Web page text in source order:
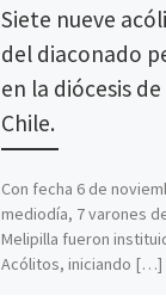
Siete nueve
del diaconado
en la diócesis
Chile.
Con fecha 6 de
mediodía, 7 varones
Melipilla fueron
Acólitos, iniciando […]